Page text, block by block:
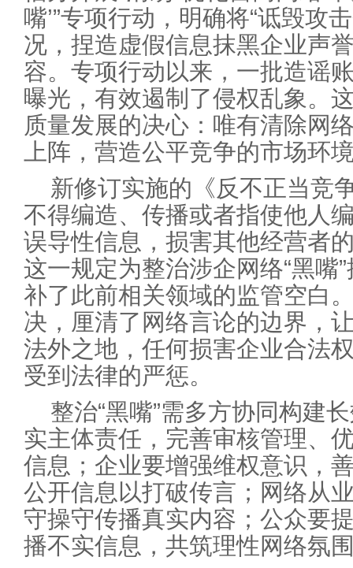
嘴’”专项行动，明确将“诋毁攻
况，捏造虚假信息抹黑企业声
容。专项行动以来，一批造谣
曝光，有效遏制了侵权乱象。
质量发展的决心：唯有清除网
上阵，营造公平竞争的市场环
新修订实施的《反不正当竞
不得编造、传播或者指使他人
误导性信息，损害其他经营者
这一规定为整治涉企网络“黑嘴
补了此前相关领域的监管空白
决，厘清了网络言论的边界，
法外之地，任何损害企业合法
受到法律的严惩。
整治“黑嘴”需多方协同构建
实主体责任，完善审核管理、
信息；企业要增强维权意识，
公开信息以打破传言；网络从
守操守传播真实内容；公众要
播不实信息，共筑理性网络氛